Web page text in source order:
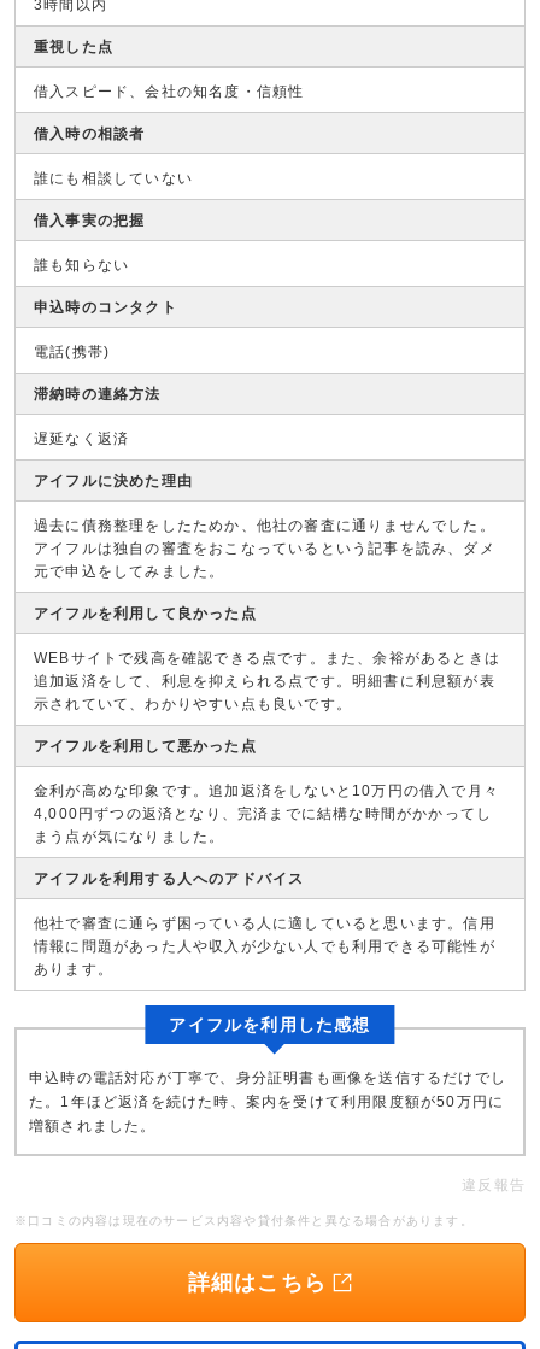
3時間以内
重視した点
借入スピード、会社の知名度・信頼性
借入時の相談者
誰にも相談していない
借入事実の把握
誰も知らない
申込時のコンタクト
電話(携帯)
滞納時の連絡方法
遅延なく返済
アイフルに決めた理由
過去に債務整理をしたためか、他社の審査に通りませんでした。
アイフルは独自の審査をおこなっているという記事を読み、ダメ
元で申込をしてみました。
アイフルを利用して良かった点
WEBサイトで残高を確認できる点です。また、余裕があるときは
追加返済をして、利息を抑えられる点です。明細書に利息額が表
示されていて、わかりやすい点も良いです。
アイフルを利用して悪かった点
金利が高めな印象です。追加返済をしないと10万円の借入で月々
4,000円ずつの返済となり、完済までに結構な時間がかかってし
まう点が気になりました。
アイフルを利用する人へのアドバイス
他社で審査に通らず困っている人に適していると思います。信用
情報に問題があった人や収入が少ない人でも利用できる可能性が
あります。
アイフルを利用した感想
申込時の電話対応が丁寧で、身分証明書も画像を送信するだけでし
た。1年ほど返済を続けた時、案内を受けて利用限度額が50万円に
増額されました。
違反報告
※口コミの内容は現在のサービス内容や貸付条件と異なる場合があります。
詳細はこちら